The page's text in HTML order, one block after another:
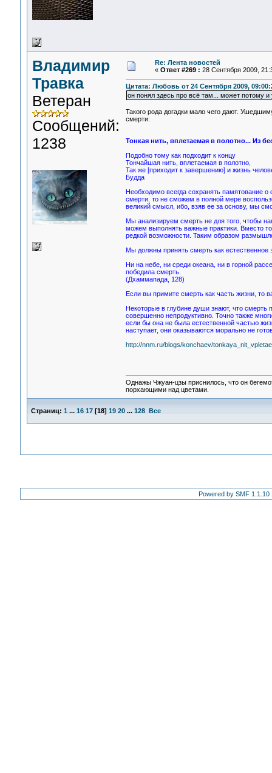
Владимир
Травка
Ветеран
Сообщений:
1238
Re: Лента новостей
« Ответ #269 : 28 Сентября 2009,
Цитата: Любовь от 24 Сентября 2009,
он понял здесь про всё там... может потому
Такого рода догадки мало чего дают.
смерти:
Тонкая нить, вплетаемая в полотно... Из
Подобно тому как подходит к концу
Тончайшая нить, вплетаемая в полотно,
Так же [приходит к завершению] и жизнь
Будда
Необходимо всегда сохранять памятование
смерти, то не сможем в полной мере
великий смысл, ибо, взяв ее за основу, мы
Мы анализируем смерть не для того, чтобы
можем выполнять важные практики. Вместо
редкой возможности. Таким образом
Мы должны принять смерть как естественное
Ни на небе, ни среди океана, ни в горной
победила смерть.
(Дхаммапада, 128)
Если вы примите смерть как часть жизни, то
Некоторые в глубине души знают, что смерть
совершенно непродуктивно. Точно также
если бы она не была естественной частью
наступает, они оказываются морально не
http://nnm.ru/blogs/konchaev/
Однажы Чжуан-цзы приснилось, что он
порхающими над цветами.
Страниц: 1 ... 16 17[18] 19 20 ... 128 Все
Powered by SMF 1.1.10